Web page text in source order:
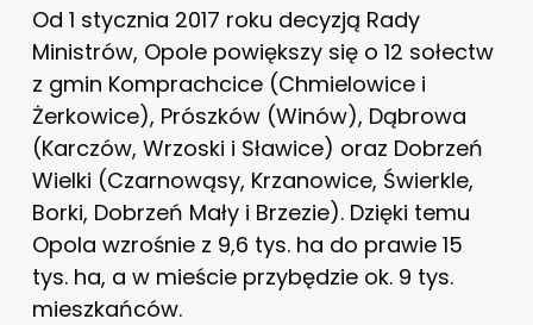
Od 1 stycznia 2017 roku decyzją Rady
Ministrów, Opole powiększy się o 12 sołectw
z gmin Komprachcice (Chmielowice i
Żerkowice), Prószk­ów (Winów), Dąbrowa
(Karczów, Wrzoski i Sławice) oraz Dobrzeń
Wielki (Czarnowąsy, Krzanowice, Świerkle,
Borki, Dobrzeń Mały i Brzezie). Dzięki temu
Opola wzrośnie z 9,6 tys. ha do prawie 15
tys. ha, a w mieście przybędzie ok. 9 tys.
mieszkańców.